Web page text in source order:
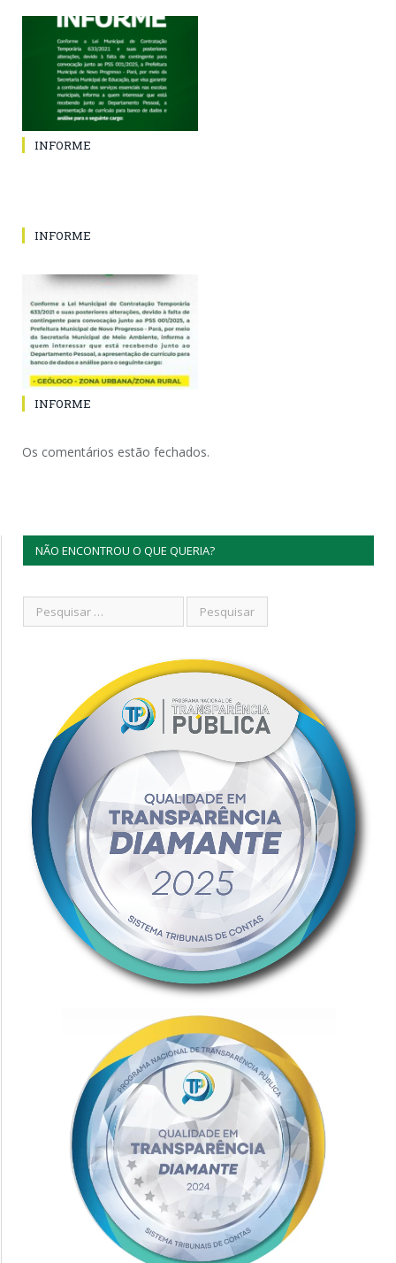
INFORME
INFORME
INFORME
Os comentários estão fechados.
NÃO ENCONTROU O QUE QUERIA?